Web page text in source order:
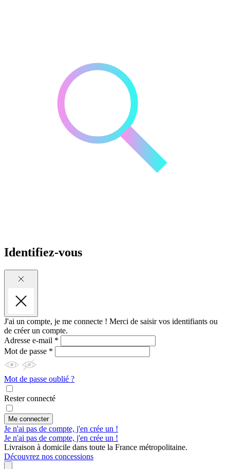
Identifiez-vous
J'ai un compte, je me connecte ! Merci de saisir vos identifiants ou
de créer un compte.
Adresse e-mail *
Mot de passe *
Mot de passe oublié ?
Rester connecté
Me connecter
Je n'ai pas de compte, j'en crée un !
Je n'ai pas de compte, j'en crée un !
Livraison à domicile dans toute la France métropolitaine.
Découvrez nos concessions